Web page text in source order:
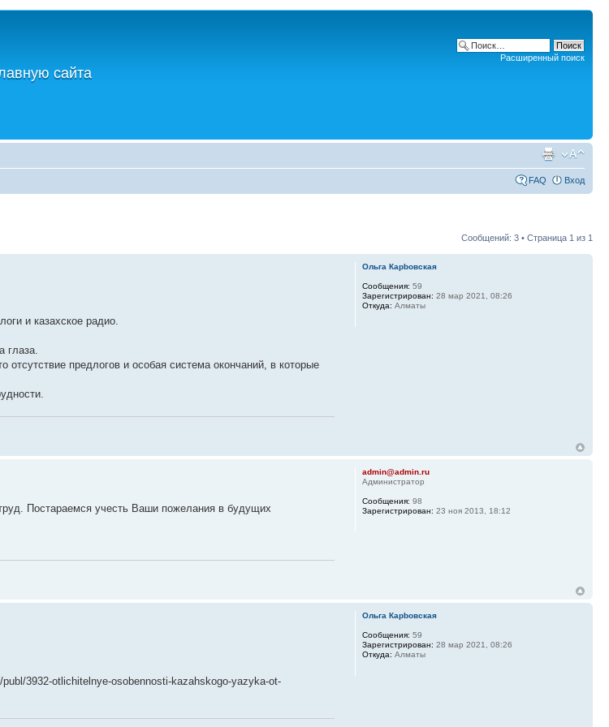
сайта
Расширенный поиск
FAQ Вход
Сообщений: 3 • Страница 1 из 1
и казахское радио.
глаза.
предлогов и особая система окончаний, в которые
Ольга Карbовская
Сообщения: 59
Зарегистрирован: 28 мар 2021, 08:26
Откуда: Алматы
Постараемся учесть Ваши пожелания в будущих
admin@admin.ru
Администратор
Сообщения: 98
Зарегистрирован: 23 ноя 2013, 18:12
3932-otlichitelnye-osobennosti-kazahskogo-yazyka-ot-
Ольга Карbовская
Сообщения: 59
Зарегистрирован: 28 мар 2021, 08:26
Откуда: Алматы